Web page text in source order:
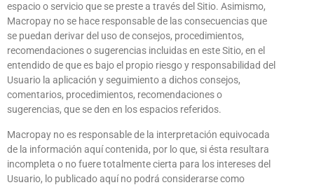
espacio o servicio que se preste a través del Sitio. Asimismo,
Macropay no se hace responsable de las consecuencias que
se puedan derivar del uso de consejos, procedimientos,
recomendaciones o sugerencias incluidas en este Sitio, en el
entendido de que es bajo el propio riesgo y responsabilidad del
Usuario la aplicación y seguimiento a dichos consejos,
comentarios, procedimientos, recomendaciones o
sugerencias, que se den en los espacios referidos.
Macropay no es responsable de la interpretación equivocada
de la información aquí contenida, por lo que, si ésta resultara
incompleta o no fuere totalmente cierta para los intereses del
Usuario, lo publicado aquí no podrá considerarse como